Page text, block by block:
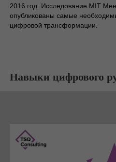
2016 год. Исследование MIT
опубликованы самые
цифровой трансформации.
Навыки цифрового